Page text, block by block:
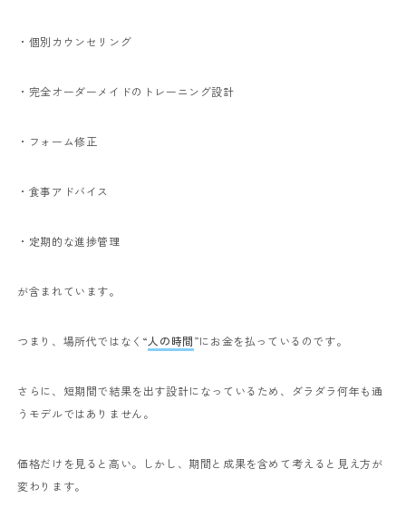
・個別カウンセリング
・完全オーダーメイドのトレーニング設計
・フォーム修正
・食事アドバイス
・定期的な進捗管理
が含まれています。
つまり、場所代ではなく“人の時間”にお金を払っているのです。
さらに、短期間で結果を出す設計になっているため、ダラダラ何年も通
うモデルではありません。
価格だけを見ると高い。
しかし、期間と成果を含めて考えると見え方が
変わります。